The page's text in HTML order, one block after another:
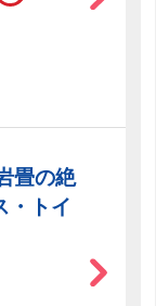
畳の絶
・トイ